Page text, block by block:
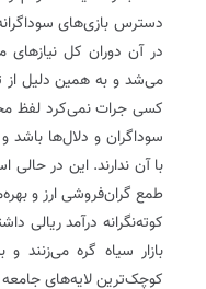
دسترس بازی‌های
در آن دوران کل نیازهای
می‌شد و به همین دلیل از
کسی جرات نمی‌کرد لفظ
سوداگران و دلال‌ها باشد
با آن ندارند. این در
طمع گران‌فروشی ارز و
کوته‌نگرانه درآمد ریالی
بازار سیاه گره می‌زنند
کوچک‌ترین لایه‌های